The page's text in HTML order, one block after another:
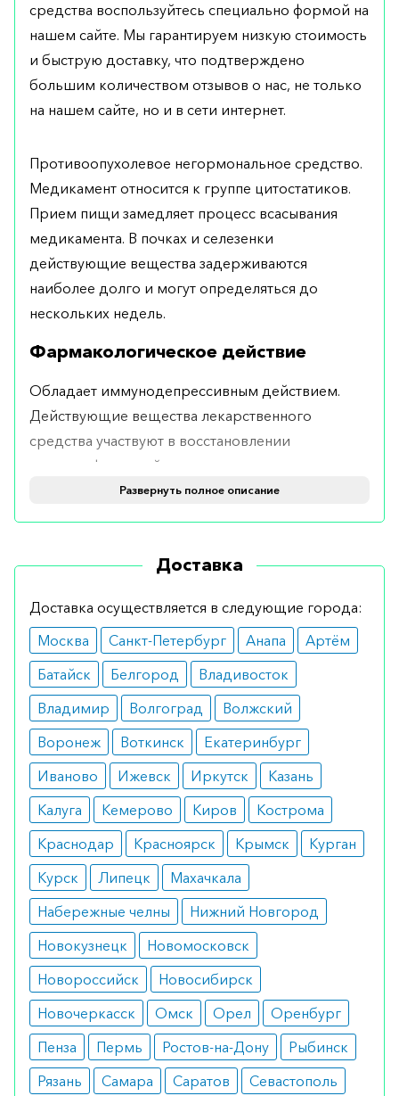
средства воспользуйтесь специально формой на
нашем сайте. Мы гарантируем низкую стоимость
и быструю доставку, что подтверждено
большим количеством отзывов о нас, не только
на нашем сайте, но и в сети интернет.
Противоопухолевое негормональное средство.
Медикамент относится к группе цитостатиков.
Прием пищи замедляет процесс всасывания
медикамента. В почках и селезенки
действующие вещества задерживаются
наиболее долго и могут определяться до
нескольких недель.
Фармакологическое действие
Обладает иммунодепрессивным действием.
Действующие вещества лекарственного
средства участвуют в восстановлении
дигидрофолиевой кислоты в
тетрагидрофолиевую кислоту. Особенно
способен проникать в грудное молоко, поэтому
приостанавливают.
Показания
Рекомендуется при лимфобластном лейкозе,
трофобластической опухоли, микозе на
запущенных стадиях, запущенных стадиях
псориаза. Также лекарство назначают при
ревматоидном артрите, когда другие методы
лечения оказались неэффективны.
Противопоказания
Препарат имеет небольшое количество
противопоказаний. Не рекомендуется
использовать Метотрексат при беременности,
значительных нарушениях в работе печени и
почек, а также при аллергии на действующие
вещества лекарства.
Побочные эффекты
Развернуть полное описание
Доставка
Доставка осуществляется в следующие города:
Москва
Санкт-Петербург Анапа
Артём
Батайск
Белгород
Владивосток
Владимир
Волгоград
Волжский
Воронеж
Воткинск
Екатеринбург
Иваново
Ижевск Иркутск
Казань
Калуга
Кемерово Киров
Кострома
Краснодар
Красноярск Крымск
Курган
Курск
Липецк
Махачкала
Набережные челны
Нижний Новгород
Новокузнецк
Новомосковск
Новороссийск
Новосибирск
Новочеркасск
Омск Орел
Оренбург
Пенза
Пермь Ростов-на-Дону
Рыбинск
Рязань
Самара Саратов
Севастополь